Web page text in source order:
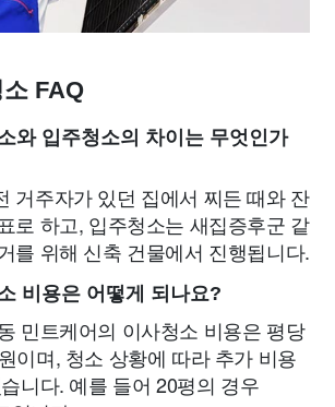
FAQ
와 입주청소의 차이는 무엇인가
거주자가 있던 집에서 찌든 때와 잔
로 하고, 입주청소는 새집증후군 같
를 위해 신축 건물에서 진행됩니다.
비용은 어떻게 되나요?
민트케어의 이사청소 비용은 평당
이며, 청소 상황에 따라 추가 비용
니다. 예를 들어 20평의 경우